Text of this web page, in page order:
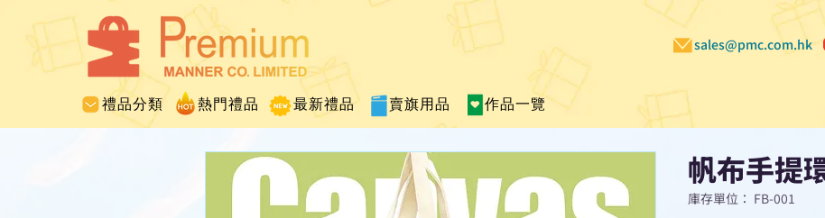
禮品分類 熱門禮品 最新禮品 賣旗用品 作品一覽
sales@pmc.com.hk
帆布手提
庫存單位： FB-001